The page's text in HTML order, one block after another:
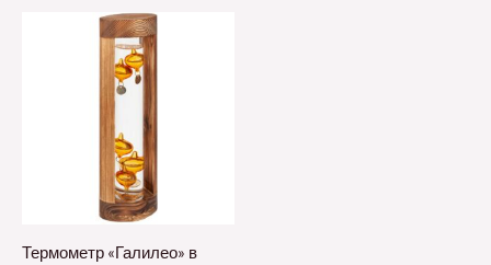
Термометр «Галилео» в